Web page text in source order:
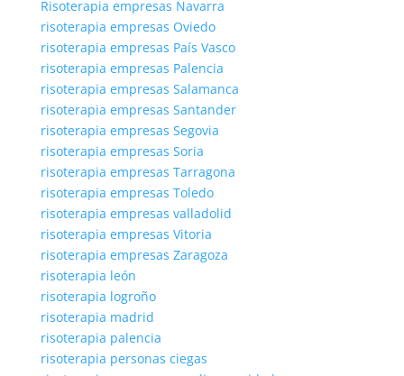
Risoterapia empresas Navarra
risoterapia empresas Oviedo
risoterapia empresas País Vasco
risoterapia empresas Palencia
risoterapia empresas Salamanca
risoterapia empresas Santander
risoterapia empresas Segovia
risoterapia empresas Soria
risoterapia empresas Tarragona
risoterapia empresas Toledo
risoterapia empresas valladolid
risoterapia empresas Vitoria
risoterapia empresas Zaragoza
risoterapia león
risoterapia logroño
risoterapia madrid
risoterapia palencia
risoterapia personas ciegas